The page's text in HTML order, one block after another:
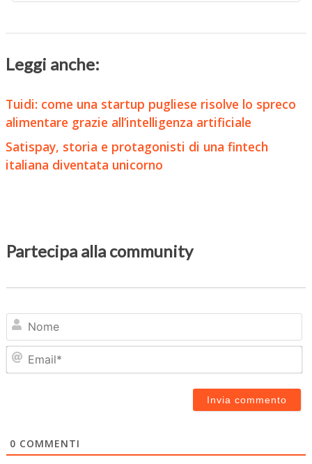
Leggi anche:
Tuidi: come una startup pugliese risolve lo spreco
alimentare grazie all’intelligenza artificiale
Satispay, storia e protagonisti di una fintech
italiana diventata unicorno
Partecipa alla community
0 COMMENTI